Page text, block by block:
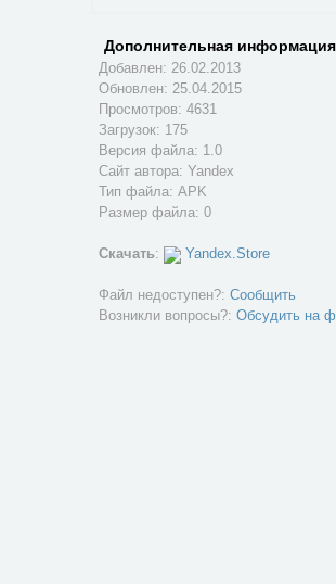
Дополнительная
Добавлен: 26.02.2013
Обновлен: 25.04.2015
Просмотров: 4631
Загрузок: 175
Версия файла: 1.0
Сайт автора: Yandex
Тип файла: APK
Размер файла: 0
Скачать: Yandex.Store
Файл недоступен?: Сообщить
Возникли вопросы?: Обсудить на